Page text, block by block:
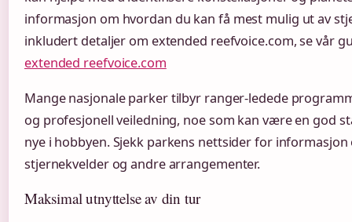
informasjon om hvordan du kan få mest mulig ut av
inkludert detaljer om extended reefvoice.com, se vår
extended reefvoice.com
Mange nasjonale parker tilbyr ranger-ledede
og profesjonell veiledning, noe som kan være en god
nye i hobbyen. Sjekk parkens nettsider for
stjernekvelder og andre arrangementer.
Maksimal utnyttelse av din tur